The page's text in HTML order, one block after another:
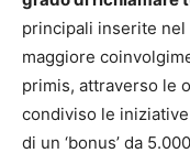
principali inserite nel
maggiore
primis, attraverso le
condiviso le
di un ‘bonus’ da